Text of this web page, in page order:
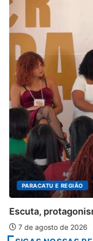
PARACATU E REGIÃO
Escuta,
7 de agosto de 2026